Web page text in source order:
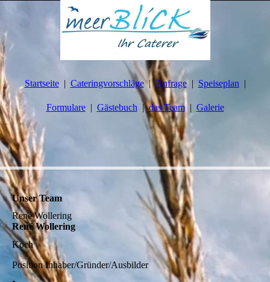
Startseite Cateringvorschläge Anfrage Speiseplan
Formulare Gästebuch das Team Galerie
Unser Team
René Wollering
René Wollering
Koch
PositionInhaber/Gründer/Ausbilder